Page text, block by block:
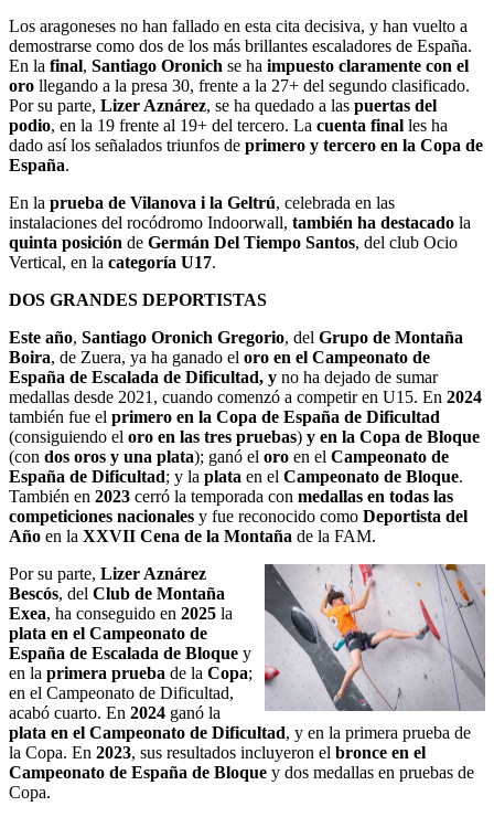
Los aragoneses no han fallado en esta cita decisiva, y han vuelto a
demostrarse como dos de los más brillantes escaladores de España.
En la final, Santiago Oronich se ha impuesto claramente con el
oro llegando a la presa 30, frente a la 27+ del segundo clasificado.
Por su parte, Lizer Aznárez, se ha quedado a las puertas del
podio, en la 19 frente al 19+ del tercero. La cuenta final les ha
dado así los señalados triunfos de primero y tercero en la Copa de
España.
En la prueba de Vilanova i la Geltrú, celebrada en las
instalaciones del rocódromo Indoorwall, también ha destacado la
quinta posición de Germán Del Tiempo Santos, del club Ocio
Vertical, en la categoría U17.
DOS GRANDES DEPORTISTAS
Este año, Santiago Oronich Gregorio, del Grupo de Montaña
Boira, de Zuera, ya ha ganado el oro en el Campeonato de
España de Escalada de Dificultad, y no ha dejado de sumar
medallas desde 2021, cuando comenzó a competir en U15. En 2024
también fue el primero en la Copa de España de Dificultad
(consiguiendo el oro en las tres pruebas) y en la Copa de Bloque
(con dos oros y una plata); ganó el oro en el Campeonato de
España de Dificultad; y la plata en el Campeonato de Bloque.
También en 2023 cerró la temporada con medallas en todas las
competiciones nacionales y fue reconocido como Deportista del
Año en la XXVII Cena de la Montaña de la FAM.
Por su parte, Lizer Aznárez
Bescós, del Club de Montaña
Exea, ha conseguido en 2025 la
plata en el Campeonato de
España de Escalada de Bloque y
en la primera prueba de la Copa;
en el Campeonato de Dificultad,
acabó cuarto. En 2024 ganó la
plata en el Campeonato de Dificultad, y en la primera prueba de
la Copa. En 2023, sus resultados incluyeron el bronce en el
Campeonato de España de Bloque y dos medallas en pruebas de
Copa.